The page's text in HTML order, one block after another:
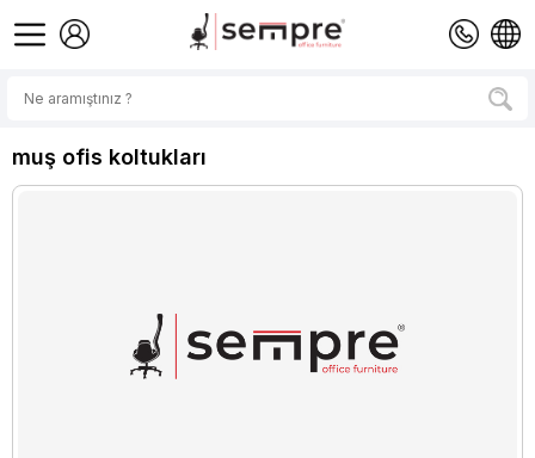
muş ofis koltukları